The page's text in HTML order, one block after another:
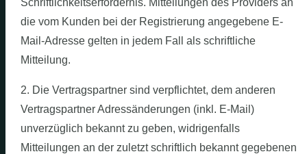
Schriftlichkeitserfordernis. Mitteilungen des Providers an
die vom Kunden bei der Registrierung angegebene E-
Mail-Adresse gelten in jedem Fall als schriftliche
Mitteilung.
2. Die Vertragspartner sind verpflichtet, dem anderen
Vertragspartner Adressänderungen (inkl. E-Mail)
unverzüglich bekannt zu geben, widrigenfalls
Mitteilungen an der zuletzt schriftlich bekannt gegebenen